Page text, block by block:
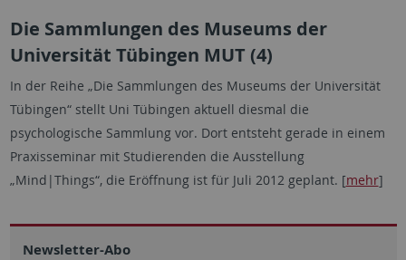
Die Sammlungen des Museums der
Universität Tübingen MUT (4)
In der Reihe „Die Sammlungen des Museums der Universität
Tübingen“ stellt Uni Tübingen aktuell diesmal die
psychologische Sammlung vor. Dort entsteht gerade in einem
Praxisseminar mit Studierenden die Ausstellung
„Mind|Things“, die Eröffnung ist für Juli 2012 geplant. [mehr]
Newsletter-Abo